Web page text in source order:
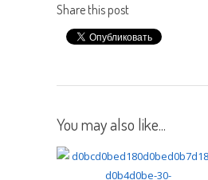
Share this post
You may also like...